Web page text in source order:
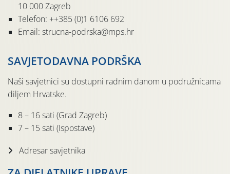
10 000 Zagreb
Telefon: ++385 (0)1 6106 692
Email: strucna-podrska@mps.hr
SAVJETODAVNA PODRŠKA
Naši savjetnici su dostupni radnim danom u podružnicama
diljem Hrvatske.
8 – 16 sati (Grad Zagreb)
7 – 15 sati (Ispostave)
Adresar savjetnika